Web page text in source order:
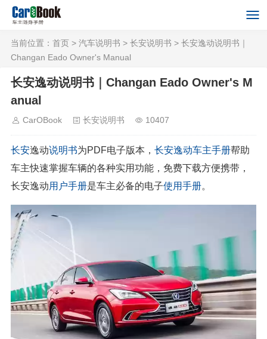
当前位置： 首页 > 汽车说明书 > 长安说明书 > 长安逸动说明书｜
Changan Eado Owner's Manual
长安逸动说明书｜Changan Eado Owner's M
anual
CarOBook 长安说明书 10407
长安逸动说明书为PDF电子版本， 长安逸动车主手册帮助
车主快速掌握车辆的各种实用功能，免费下载方便携带，
长安逸动用户手册是车主必备的电子使用手册。